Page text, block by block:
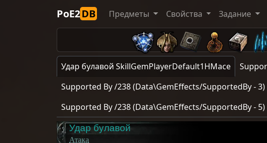
PoE2DB Предметы Свойства Задание
Удар булавой SkillGemPlayerDefault1HMace
Supported By /238 (Data\GemEffects/SupportedBy - 3)
Supported By /238 (Data\GemEffects/SupportedBy - 5)
Удар булавой
Атака